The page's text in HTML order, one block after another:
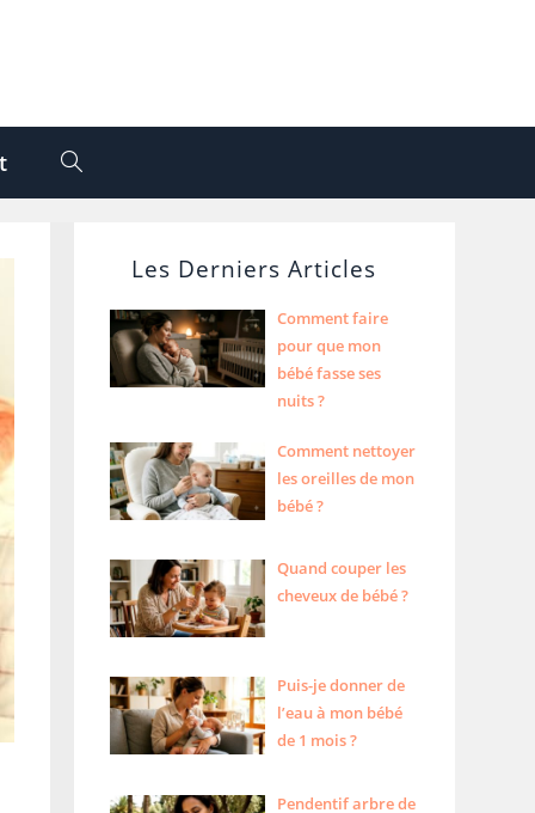
Les Derniers Articles
Comment faire
pour que mon
bébé fasse ses
nuits ?
Comment nettoyer
les oreilles de mon
bébé ?
Quand couper les
cheveux de bébé ?
Puis-je donner de
l’eau à mon bébé
de 1 mois ?
Pendentif arbre de